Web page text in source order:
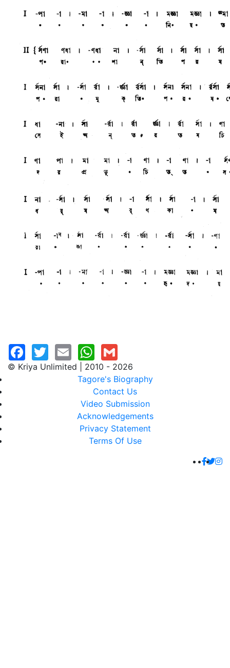
© Kriya Unlimited | 2010 - 2026
Tagore's Biography
Contact Us
Video Submission
Acknowledgements
Privacy Statement
Terms Of Use